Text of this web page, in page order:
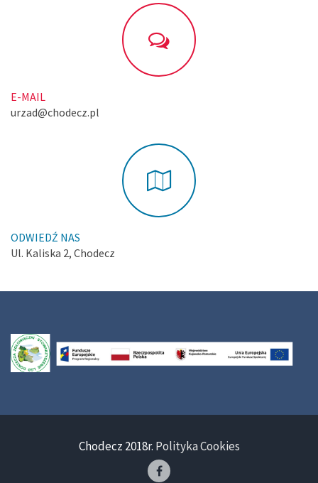
E-MAIL
urzad@chodecz.pl
ODWIEDŹ NAS
Ul. Kaliska 2, Chodecz
Chodecz 2018r. Polityka Cookies